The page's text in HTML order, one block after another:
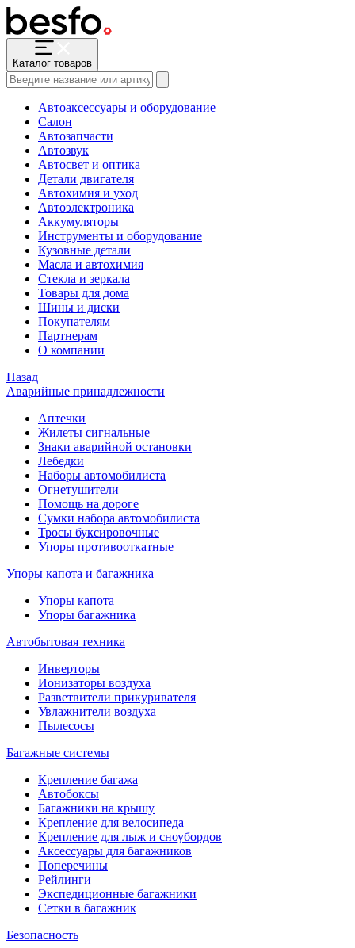
Каталог товаров
Автоаксессуары и оборудование
Салон
Автозапчасти
Автозвук
Автосвет и оптика
Детали двигателя
Автохимия и уход
Автоэлектроника
Аккумуляторы
Инструменты и оборудование
Кузовные детали
Масла и автохимия
Стекла и зеркала
Товары для дома
Шины и диски
Покупателям
Партнерам
О компании
Назад
Аварийные принадлежности
Аптечки
Жилеты сигнальные
Знаки аварийной остановки
Лебедки
Наборы автомобилиста
Огнетушители
Помощь на дороге
Сумки набора автомобилиста
Тросы буксировочные
Упоры противооткатные
Упоры капота и багажника
Упоры капота
Упоры багажника
Автобытовая техника
Инверторы
Ионизаторы воздуха
Разветвители прикуривателя
Увлажнители воздуха
Пылесосы
Багажные системы
Крепление багажа
Автобоксы
Багажники на крышу
Крепление для велосипеда
Крепление для лыж и сноубордов
Аксессуары для багажников
Поперечины
Рейлинги
Экспедиционные багажники
Сетки в багажник
Безопасность